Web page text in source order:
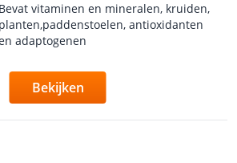
Bevat vitaminen en mineralen, kruiden,
planten,paddenstoelen, antioxidanten
adaptogenen
Bekijken